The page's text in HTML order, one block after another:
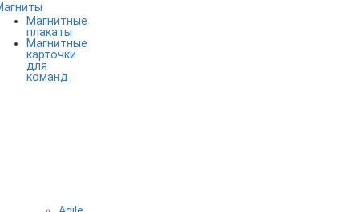
Магнитные
плакаты
Магнитные
карточки
для
команд